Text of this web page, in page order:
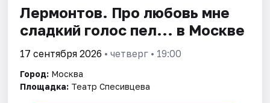
Лермонтов. Про любовь мне
сладкий голос пел... в Москве
17 сентября 2026 • четверг • 19:00
Город: Москва
Площадка: Театр Спесивцева